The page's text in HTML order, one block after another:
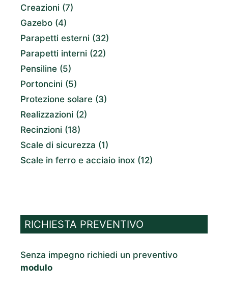
Creazioni (7)
Gazebo (4)
Parapetti esterni (32)
Parapetti interni (22)
Pensiline (5)
Portoncini (5)
Protezione solare (3)
Realizzazioni (2)
Recinzioni (18)
Scale di sicurezza (1)
Scale in ferro e acciaio inox (12)
RICHIESTA PREVENTIVO
Senza impegno richiedi un preventivo
modulo